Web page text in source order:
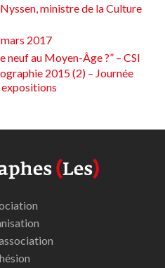
ministre de la Culture
2017
neuf au Moyen-Âge ?” – CSI
2015 (2) – Journée
expositions